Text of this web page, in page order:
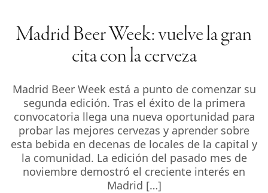
Madrid Beer Week: vuelve la gran
cita con la cerveza
Madrid Beer Week está a punto de comenzar su
segunda edición. Tras el éxito de la primera
convocatoria llega una nueva oportunidad para
probar las mejores cervezas y aprender sobre
esta bebida en decenas de locales de la capital y
la comunidad. La edición del pasado mes de
noviembre demostró el creciente interés en
Madrid […]